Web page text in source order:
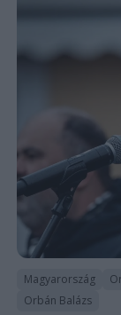
Magyarország
Orbán Balázs